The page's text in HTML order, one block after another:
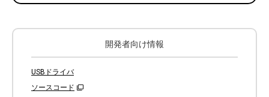
開発者向け情報
USBドライバ
ソースコード